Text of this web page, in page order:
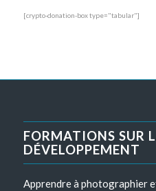
[crypto-donation-box type="tabular"]
FORMATIONS SUR
DÉVELOPPEMENT
Apprendre à photographier